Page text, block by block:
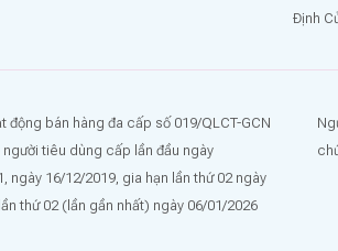
Định
động bán hàng đa cấp số 019/QLCT-GCN
tiêu dùng cấp lần đầu ngày
ngày 16/12/2019, gia hạn lần thứ 02 ngày
thứ 02 (lần gần nhất) ngày 06/01/2026